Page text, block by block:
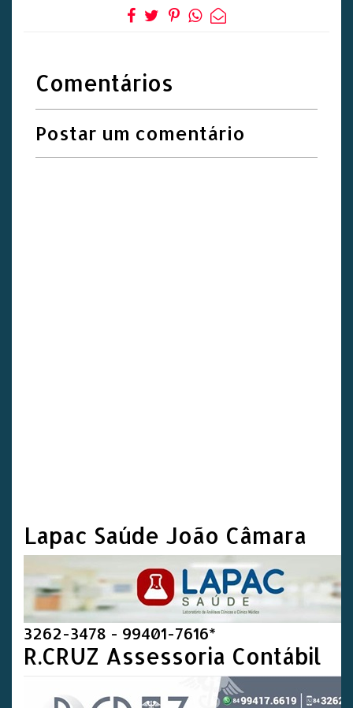
Comentários
Postar um comentário
Lapac Saúde João Câmara
3262-3478 - 99401-7616*
R.CRUZ Assessoria Contábil